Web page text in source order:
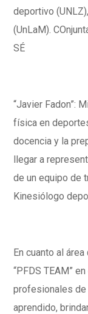
deportivo
(UnLaM).
SÉ
“Javier Fadon”:
física en
docencia y la
llegar a
de un equipo de
Kinesiólogo
En cuanto al
“PFDS TEAM”
profesionales de
aprendido,